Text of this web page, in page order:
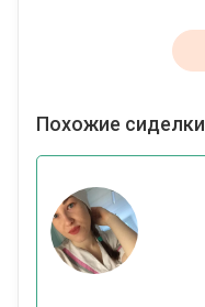
Похожие сиделки